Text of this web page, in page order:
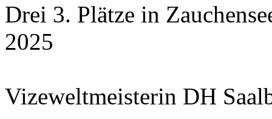
Drei 3. Plätze in
2025
Vizeweltmeisterin DH